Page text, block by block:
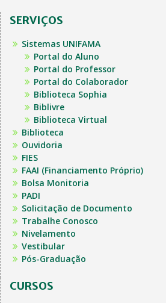
SERVIÇOS
Sistemas UNIFAMA
Portal do Aluno
Portal do Professor
Portal do Colaborador
Biblioteca Sophia
Biblivre
Biblioteca Virtual
Biblioteca
Ouvidoria
FIES
FAAI (Financiamento Próprio)
Bolsa Monitoria
PADI
Solicitação de Documento
Trabalhe Conosco
Nivelamento
Vestibular
Pós-Graduação
CURSOS